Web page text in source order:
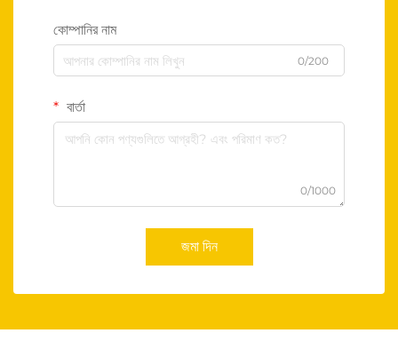
কোম্পানির নাম
0/200
বার্তা
0/1000
জমা দিন